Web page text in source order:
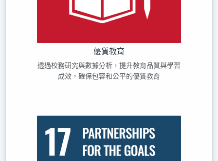
優質教育
透過校務研究與數據分析，提升教育品質與學習
成效，確保包容和公平的優質教育